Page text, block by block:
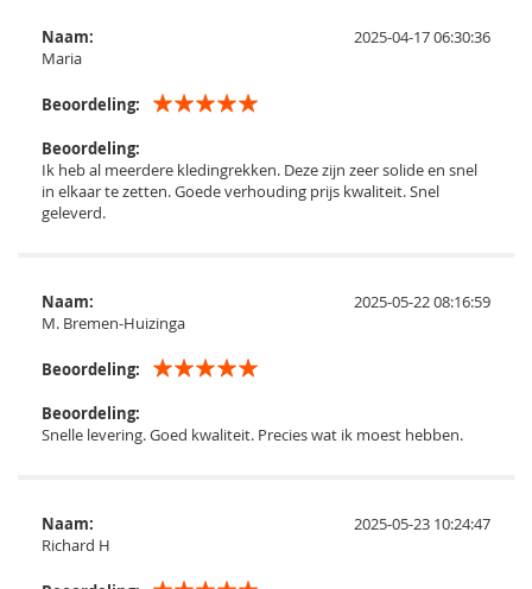
2025-04-17 06:30:36
Naam:
Maria
Beoordeling:
Beoordeling:
Ik heb al meerdere kledingrekken. Deze zijn zeer solide en snel
in elkaar te zetten. Goede verhouding prijs kwaliteit. Snel
geleverd.
2025-05-22 08:16:59
Naam:
M. Bremen-Huizinga
Beoordeling:
Beoordeling:
Snelle levering. Goed kwaliteit. Precies wat ik moest hebben.
2025-05-23 10:24:47
Naam:
Richard H